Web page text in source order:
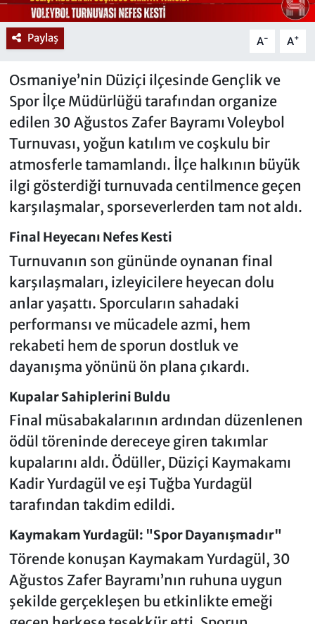
Paylaş A- A+
Osmaniye’nin Düziçi ilçesinde Gençlik ve
Spor İlçe Müdürlüğü tarafından organize
edilen 30 Ağustos Zafer Bayramı Voleybol
Turnuvası, yoğun katılım ve coşkulu bir
atmosferle tamamlandı. İlçe halkının büyük
ilgi gösterdiği turnuvada centilmence geçen
karşılaşmalar, sporseverlerden tam not aldı.
Final Heyecanı Nefes Kesti
Turnuvanın son gününde oynanan final
karşılaşmaları, izleyicilere heyecan dolu
anlar yaşattı. Sporcuların sahadaki
performansı ve mücadele azmi, hem
rekabeti hem de sporun dostluk ve
dayanışma yönünü ön plana çıkardı.
Kupalar Sahiplerini Buldu
Final müsabakalarının ardından düzenlenen
ödül töreninde dereceye giren takımlar
kupalarını aldı. Ödüller, Düziçi Kaymakamı
Kadir Yurdagül ve eşi Tuğba Yurdagül
tarafından takdim edildi.
Kaymakam Yurdagül: "Spor Dayanışmadır"
Törende konuşan Kaymakam Yurdagül, 30
Ağustos Zafer Bayramı’nın ruhuna uygun
şekilde gerçekleşen bu etkinlikte emeği